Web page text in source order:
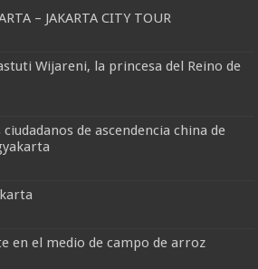
– JAKARTA CITY TOUR
Wijareni, la princesa del Reino de
de ascendencia china de
en el medio de campo de arroz